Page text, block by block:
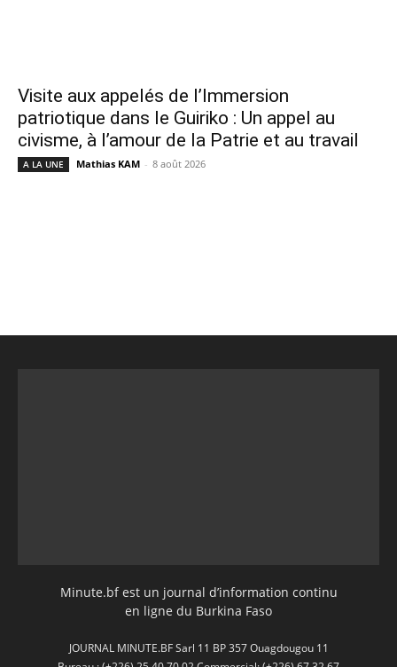
Visite aux appelés de l’Immersion
patriotique dans le Guiriko : Un appel au
civisme, à l’amour de la Patrie et au travail
A LA UNE Mathias KAM - 8 août 2026
Minute.bf est un journal d’information continu
en ligne du Burkina Faso
JOURNAL MINUTE.BF Sarl 11 BP 357 Ouagdougou 11